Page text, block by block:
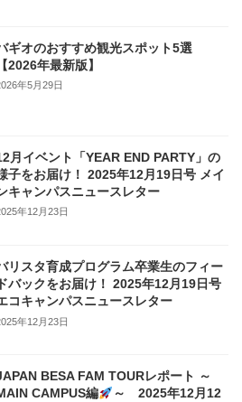
ギオのおすすめ観光スポット5選
【2026年最新版】
年5月29日
月イベント「YEAR END PARTY」の
子をお届け！ 2025年12月19日号 メイ
キャンパスニュースレター
年12月23日
リスタ育成プログラム卒業生のフィー
ドバックをお届け！ 2025年12月19日号
コキャンパスニュースレター
年12月23日
BESA FAM TOURレポート ～
CAMPUS編
～ 2025年12月12